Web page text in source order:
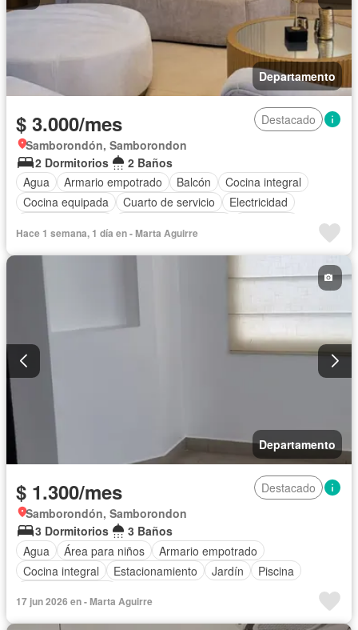
Departamento
$ 3.000/mes
Destacado
Samborondón, Samborondon
2 Dormitorios
2 Baños
Agua
Armario empotrado Balcón
Cocina integral
Cocina equipada
Cuarto de servicio
Electricidad
Terraza
Vista panorámica Parcialmente amoblado
Hace 1 semana, 1 día en - Marta Aguirre
Departamento
$ 1.300/mes
Destacado
Samborondón, Samborondon
3 Dormitorios
3 Baños
Agua
Área para niños
Armario empotrado
Cocina integral
Estacionamiento Jardín
Piscina
17 jun 2026 en - Marta Aguirre